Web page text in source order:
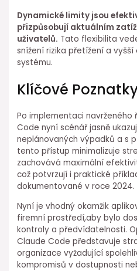
Dynamické limity jsou
přizpůsobují aktuálním
uživatelů. Tato flexibilita
snížení rizika přetížení a
systému.
Klíčové
Po implementaci navrženého
Code nyní scénář jasně⁤
neplánovaných výpadků a s
tento přístup minimalizuje
zachovává maximální⁢
což potvrzují i praktické
dokumentované v roce 2024.
Nyní je vhodný okamžik
firemní prostředí,aby bylo
kontroly a předvídatelnosti.
Claude Code představuje
organizace vyžadující
kompromisů v dostupnosti